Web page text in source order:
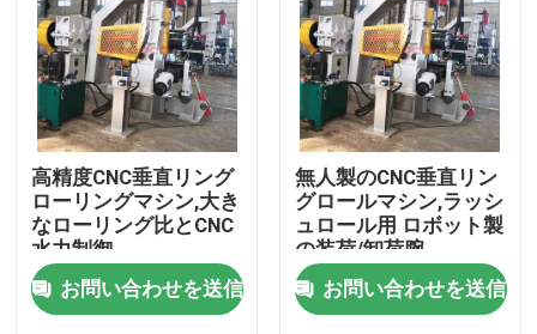
ビデオ
企業情報
会社案内
品質管理
お問い合わせ
高精度CNC垂直リング
ローリングマシン,大き
なローリング比とCNC
水力制御
お問い合わせを送信
無人製のCNC垂直リン
グロールマシン,ラッシ
ュロール用 ロボット製
の装荷/卸荷腕
お問い合わせを送信